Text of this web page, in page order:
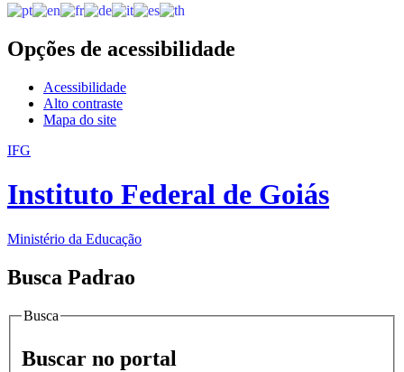
Opções de acessibilidade
Acessibilidade
Alto contraste
Mapa do site
IFG
Instituto Federal de Goiás
Ministério da Educação
Busca Padrao
Busca
Buscar no portal